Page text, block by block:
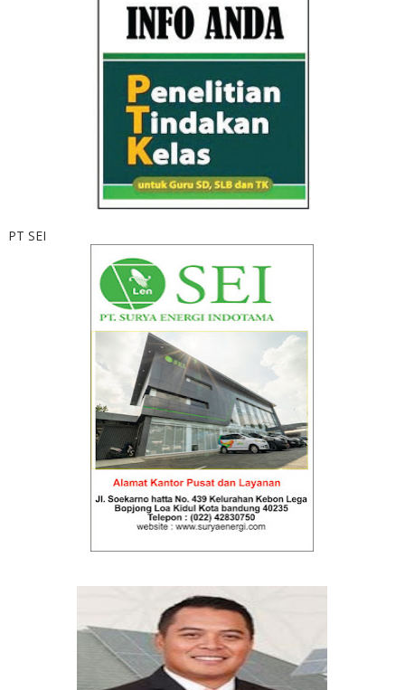
PT SEI